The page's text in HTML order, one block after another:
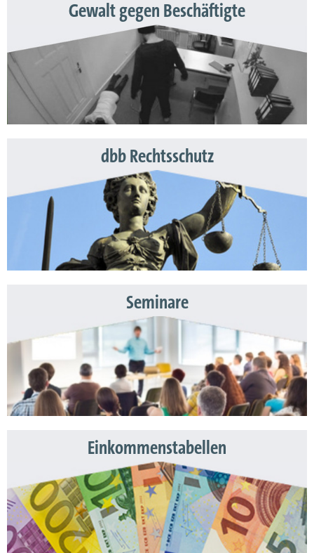
Gewalt gegen Beschäftigte
dbb Rechtsschutz
Seminare
Einkommenstabellen